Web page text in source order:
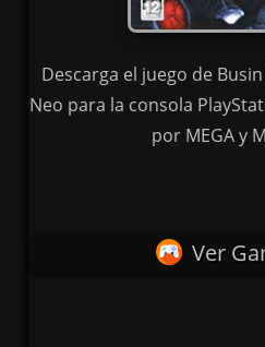
Descarga el juego de
Neo para la consola
por MEGA y
Ver